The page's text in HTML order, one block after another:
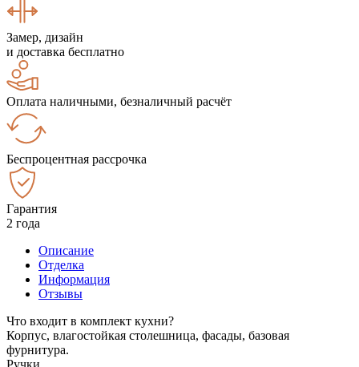
Замер, дизайн
и доставка бесплатно
Оплата наличными, безналичный расчёт
Беспроцентная рассрочка
Гарантия
2 года
Описание
Отделка
Информация
Отзывы
Что входит в комплект кухни?
Корпус, влагостойкая столешница, фасады, базовая
фурнитура.
Ручки